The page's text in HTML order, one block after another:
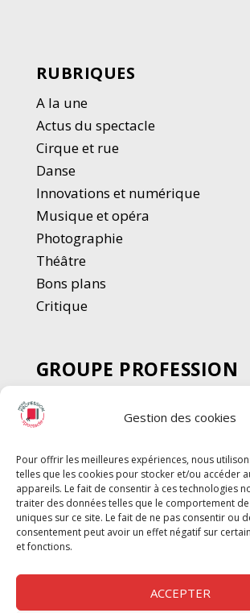
Gestion des cookies
Pour offrir les meilleures expériences, nous
telles que les cookies pour stocker et/ou accéder
appareils. Le fait de consentir à ces technologies
traiter des données telles que le comportement
uniques sur ce site. Le fait de ne pas consentir ou
consentement peut avoir un effet négatif sur
et fonctions.
ACCEPTER
RUBRIQUES
A la une
Actus du spectacle
Cirque et rue
Danse
Innovations et numérique
Musique et opéra
Photographie
Théâtre
Bons plans
Critique
GROUPE PROFESSION
SPECTACLE
Chèque Intermittents
Chèque Compta
Chèque Emploi Spectacle
G-Pods
Profession Audio-visuel